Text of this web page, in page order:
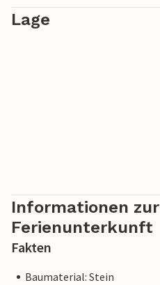
Lage
Informationen zur
Ferienunterkunft
Fakten
Baumaterial: Stein